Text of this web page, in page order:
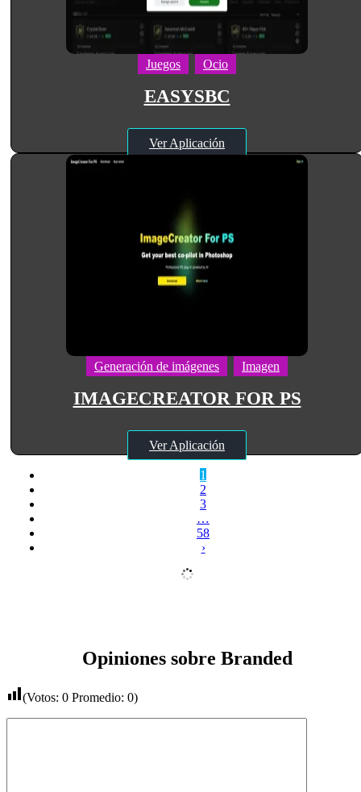
Juegos Ocio
EASYSBC
Ver Aplicación
Generación de imágenes Imagen
IMAGECREATOR FOR PS
Ver Aplicación
1
2
3
…
58
›
Opiniones sobre Branded
(Votos: 0 Promedio: 0)